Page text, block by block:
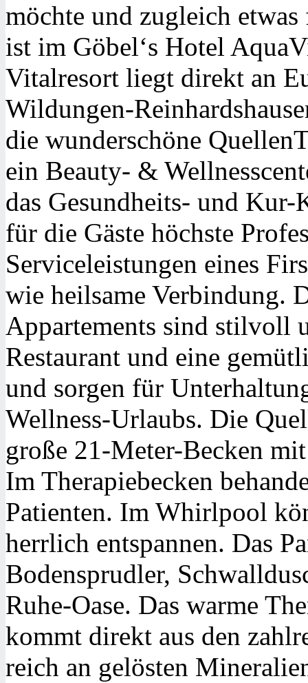
möchte und zugleich
ist im Göbel‘s Hotel
Vitalresort liegt direkt an
Wildungen-
die wunderschöne
ein Beauty- &
das Gesundheits- und Kur-
für die Gäste höchste
Serviceleistungen eines
wie heilsame Verbindung.
Appartements sind stilvoll
Restaurant und eine
und sorgen für
Wellness-Urlaubs. Die
große 21-Meter-Becken
Im Therapiebecken
Patienten. Im Whirlpool
herrlich entspannen. Das
Bodensprudler,
Ruhe-Oase. Das warme
kommt direkt aus den
reich an gelösten